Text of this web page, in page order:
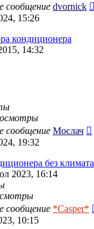
сообщение dvornick
15:26
кондиционера
14:32
сообщение Мослач
19:32
без климата
2023, 16:14
сообщение *Casper*
10:15